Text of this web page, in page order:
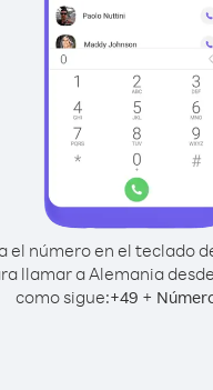
el número en el teclado
llamar a Alemania
como sigue:+49 +